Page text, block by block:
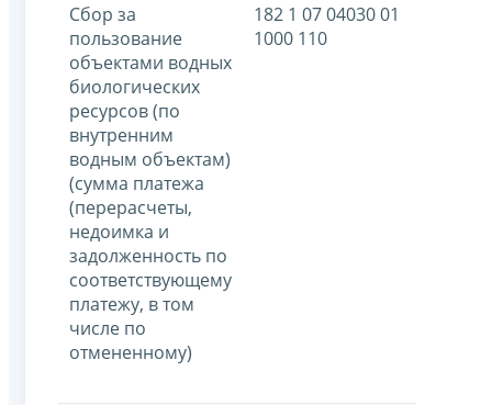
Сбор за
пользование
объектами водных
биологических
ресурсов (по
внутренним
водным объектам)
(сумма платежа
(перерасчеты,
недоимка и
задолженность по
соответствующему
платежу, в том
числе по
отмененному)
182 1 07 04030 01
1000 110